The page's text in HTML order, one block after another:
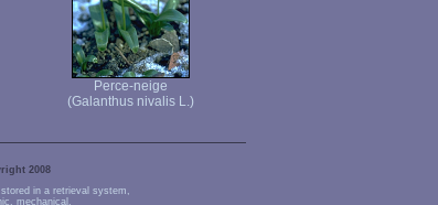
Perce-neige
(Galanthus nivalis L.)
2008
in a retrieval system,
mechanical,